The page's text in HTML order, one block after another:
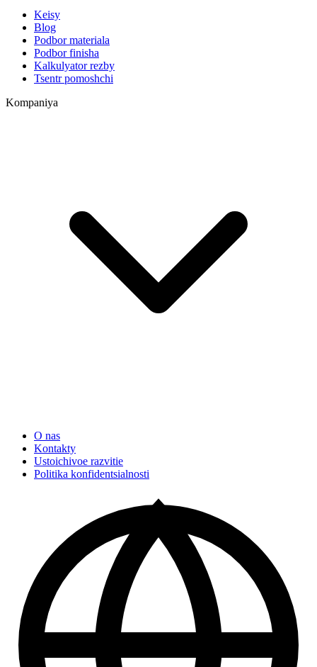
Keisy
Blog
Podbor materiala
Podbor finisha
Kalkulyator rezby
Tsentr pomoshchi
Kompaniya
O nas
Kontakty
Ustoichivoe razvitie
Politika konfidentsialnosti